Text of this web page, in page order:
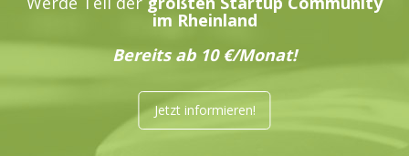
im Rheinland
Bereits ab 10 €/Monat!
Jetzt informieren!